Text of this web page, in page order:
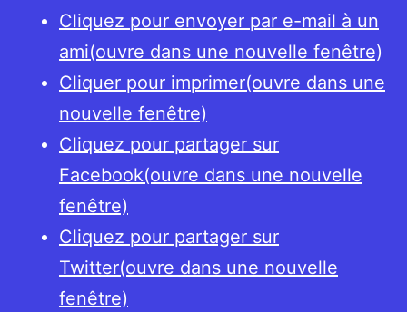
normannorum
libera
nos
Domine
–
Vikingarna
Cliquez pour envoyer par e-mail à un
ami(ouvre dans une nouvelle fenêtre)
Cliquer pour imprimer(ouvre dans une
nouvelle fenêtre)
Cliquez pour partager sur
Facebook(ouvre dans une nouvelle
fenêtre)
Cliquez pour partager sur
Twitter(ouvre dans une nouvelle
fenêtre)